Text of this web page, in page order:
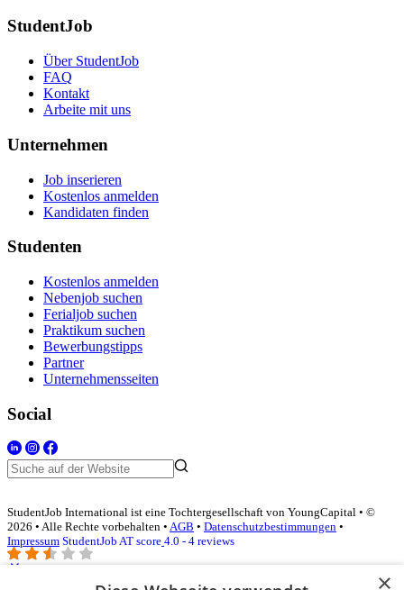
StudentJob
Über StudentJob
FAQ
Kontakt
Arbeite mit uns
Unternehmen
Job inserieren
Kostenlos anmelden
Kandidaten finden
Studenten
Kostenlos anmelden
Nebenjob suchen
Ferialjob suchen
Praktikum suchen
Bewerbungstipps
Partner
Unternehmensseiten
Social
StudentJob International ist eine Tochtergesellschaft von YoungCapital • ©
2026 • Alle Rechte vorbehalten • AGB • Datenschutzbestimmungen •
Impressum StudentJob AT score 4.0 - 4 reviews
×